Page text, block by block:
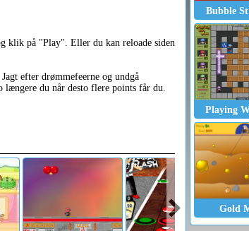
klik på "Play". Eller du kan reloade siden
efter drømmefeerne og undgå
længere du når desto flere points får du.
Bubble
Playing
Gold